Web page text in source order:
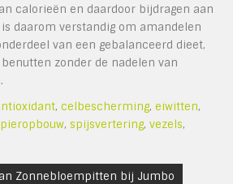
calorieën en daardoor bijdragen aan
daarom verstandig om amandelen
van een gebalanceerd dieet,
zonder de nadelen van
,celbescherming,eiwitten,
,spijsvertering,vezels,
Zonnebloempitten bij Jumbo